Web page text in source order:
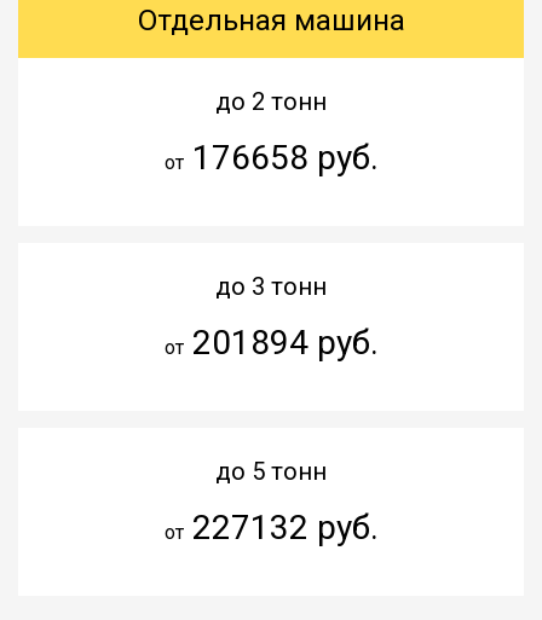
Отдельная машина
до 2 тонн
от176658 руб.
до 3 тонн
от201894 руб.
до 5 тонн
от227132 руб.